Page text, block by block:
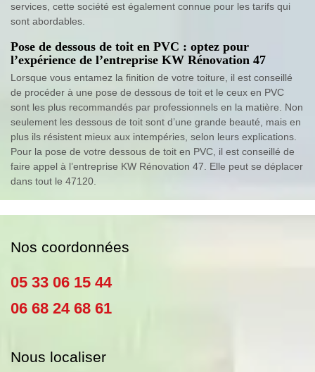
services, cette société est également connue pour les tarifs qui
sont abordables.
Pose de dessous de toit en PVC : optez pour
l’expérience de l’entreprise KW Rénovation 47
Lorsque vous entamez la finition de votre toiture, il est conseillé
de procéder à une pose de dessous de toit et le ceux en PVC
sont les plus recommandés par professionnels en la matière. Non
seulement les dessous de toit sont d’une grande beauté, mais en
plus ils résistent mieux aux intempéries, selon leurs explications.
Pour la pose de votre dessous de toit en PVC, il est conseillé de
faire appel à l’entreprise KW Rénovation 47. Elle peut se déplacer
dans tout le 47120.
Nos coordonnées
05 33 06 15 44
06 68 24 68 61
Nous localiser